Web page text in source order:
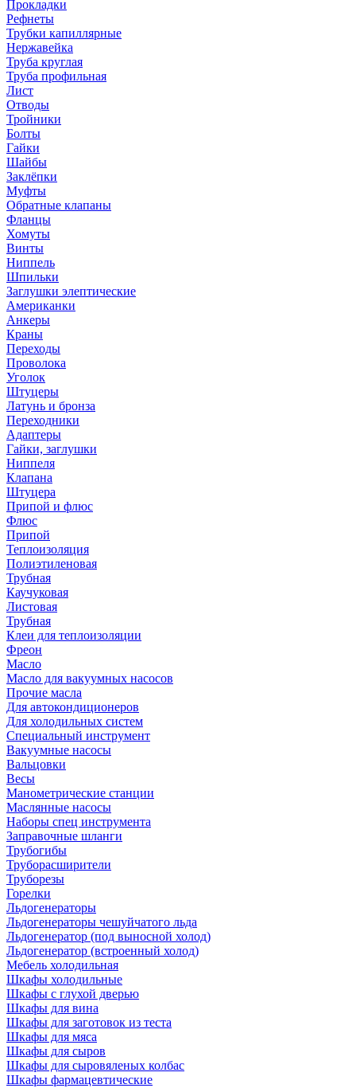
Прокладки
Рефнеты
Трубки капиллярные
Нержавейка
Труба круглая
Труба профильная
Лист
Отводы
Тройники
Болты
Гайки
Шайбы
Заклёпки
Муфты
Обратные клапаны
Фланцы
Хомуты
Винты
Ниппель
Шпильки
Заглушки элептические
Американки
Анкеры
Краны
Переходы
Проволока
Уголок
Штуцеры
Латунь и бронза
Переходники
Адаптеры
Гайки, заглушки
Ниппеля
Клапана
Штуцера
Припой и флюс
Флюс
Припой
Теплоизоляция
Полиэтиленовая
Трубная
Каучуковая
Листовая
Трубная
Клеи для теплоизоляции
Фреон
Масло
Масло для вакуумных насосов
Прочие масла
Для автокондиционеров
Для холодильных систем
Специальный инструмент
Вакуумные насосы
Вальцовки
Весы
Манометрические станции
Маслянные насосы
Наборы спец инструмента
Заправочные шланги
Трубогибы
Труборасширители
Труборезы
Горелки
Льдогенераторы
Льдогенераторы чешуйчатого льда
Льдогенератор (под выносной холод)
Льдогенератор (встроенный холод)
Мебель холодильная
Шкафы холодильные
Шкафы с глухой дверью
Шкафы для вина
Шкафы для заготовок из теста
Шкафы для мяса
Шкафы для сыров
Шкафы для сыровяленых колбас
Шкафы фармацевтические